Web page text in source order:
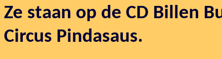
Ze staan op de CD Billen
Circus Pindasaus.